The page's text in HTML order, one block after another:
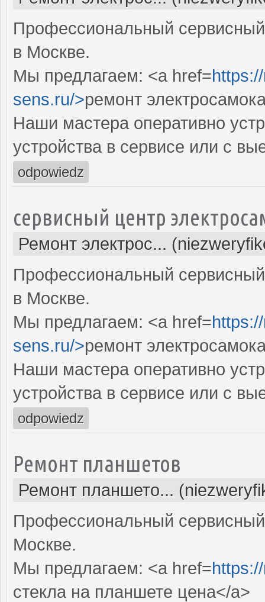
Профессиональный
в Москве.
Мы предлагаем: <a href=
sens.ru/>ремонт
Наши мастера оперативно
устройства в сервисе или с
odpowiedz
сервисный центр
Ремонт электрос...
Профессиональный
в Москве.
Мы предлагаем: <a href=
sens.ru/>ремонт
Наши мастера оперативно
устройства в сервисе или с
odpowiedz
Ремонт планшетов
Ремонт планшето...
Профессиональный
Москве.
Мы предлагаем: <a href=
стекла на планшете цена</a>